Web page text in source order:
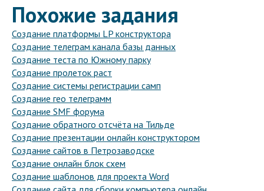
Похожие задания
Создание платформы LP конструктора
Создание телеграм канала базы данных
Создание теста по Южному парку
Создание пролеток раст
Создание системы регистрации самп
Создание гео телеграмм
Создание SMF форума
Создание обратного отсчёта на Тильде
Создание презентации онлайн конструктором
Создание сайтов в Петрозаводске
Создание онлайн блок схем
Создание шаблонов для проекта Word